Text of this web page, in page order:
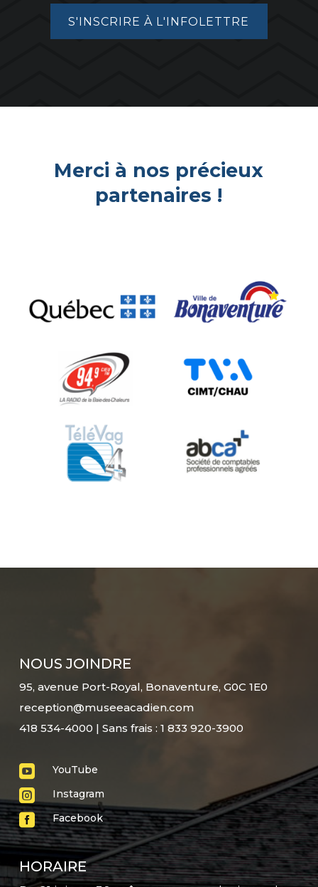
S'INSCRIRE À L'INFOLETTRE
Merci à nos précieux
partenaires !
NOUS JOINDRE
95, avenue Port-Royal, Bonaventure, G0C 1E0
reception@museeacadien.com
418 534-4000 | Sans frais : 1 833 920-3900
 YouTube
 Instagram
 Facebook
HORAIRE